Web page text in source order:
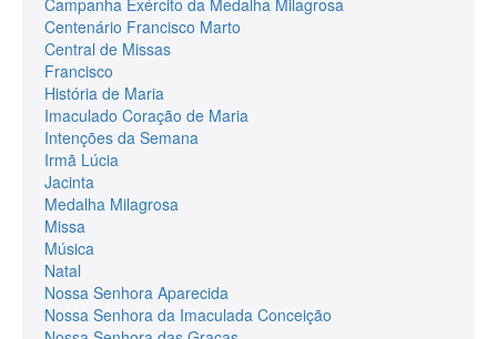
Campanha Exército da Medalha Milagrosa
Centenário Francisco Marto
Central de Missas
Francisco
História de Maria
Imaculado Coração de Maria
Intenções da Semana
Irmã Lúcia
Jacinta
Medalha Milagrosa
Missa
Música
Natal
Nossa Senhora Aparecida
Nossa Senhora da Imaculada Conceição